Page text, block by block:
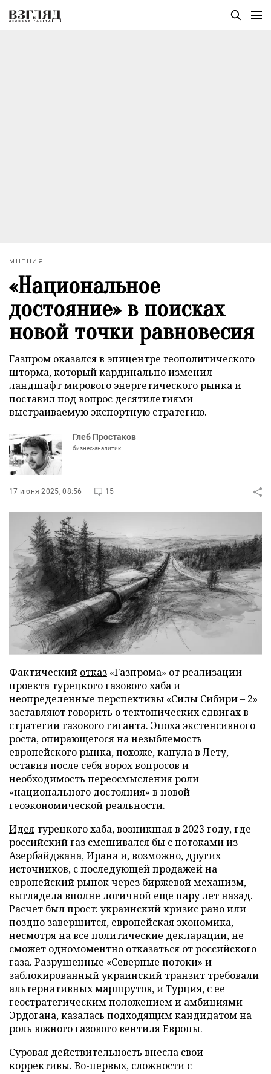
МНЕНИЯ
«Национальное
достояние» в поисках
новой точки равновесия
Газпром оказался в эпицентре геополитического
шторма, который кардинально изменил
ландшафт мирового энергетического рынка и
поставил под вопрос десятилетиями
выстраиваемую экспортную стратегию.
Глеб Простаков
бизнес-аналитик
17 июня 2025, 08:56 15
Фактический отказ «Газпрома» от реализации
проекта турецкого газового хаба и
неопределенные перспективы «Силы Сибири – 2»
заставляют говорить о тектонических сдвигах в
стратегии газового гиганта. Эпоха экстенсивного
роста, опирающегося на незыблемость
европейского рынка, похоже, канула в Лету,
оставив после себя ворох вопросов и
необходимость переосмысления роли
«национального достояния» в новой
геоэкономической реальности.
Идея турецкого хаба, возникшая в 2023 году, где
российский газ смешивался бы с потоками из
Азербайджана, Ирана и, возможно, других
источников, с последующей продажей на
европейский рынок через биржевой механизм,
выглядела вполне логичной еще пару лет назад.
Расчет был прост: украинский кризис рано или
поздно завершится, европейская экономика,
несмотря на все политические декларации, не
сможет одномоментно отказаться от российского
газа. Разрушенные «Северные потоки» и
заблокированный украинский транзит требовали
альтернативных маршрутов, и Турция, с ее
геостратегическим положением и амбициями
Эрдогана, казалась подходящим кандидатом на
роль южного газового вентиля Европы.
Суровая действительность внесла свои
коррективы. Во-первых, сложности с